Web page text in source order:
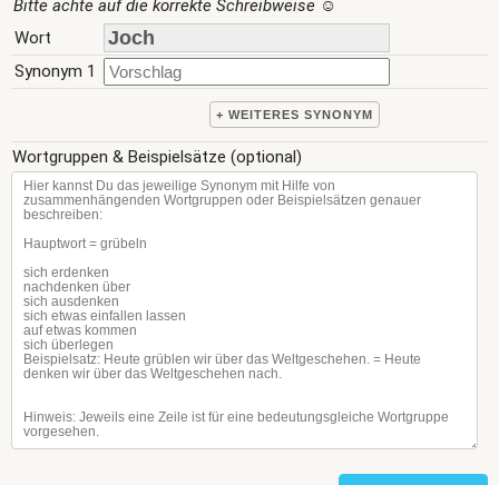
Bitte achte auf die korrekte Schreibweise ☺
Wort
Synonym 1
+ WEITERES SYNONYM
Wortgruppen & Beispielsätze (optional)